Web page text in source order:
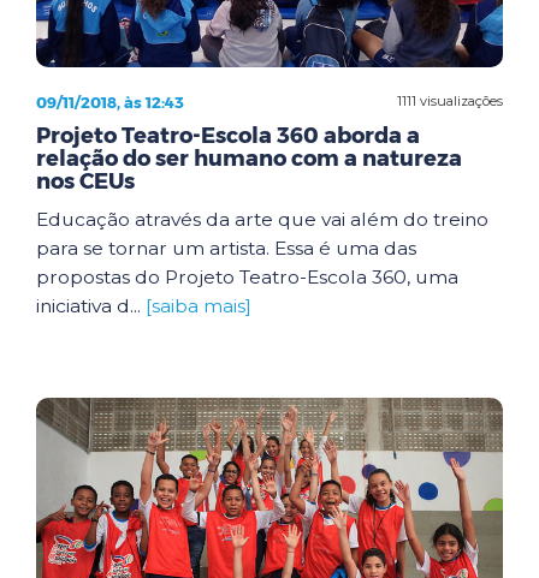
1111 visualizações
09/11/2018, às 12:43
Projeto Teatro-Escola 360 aborda a
relação do ser humano com a natureza
nos CEUs
Educação através da arte que vai além do treino
para se tornar um artista. Essa é uma das
propostas do Projeto Teatro-Escola 360, uma
iniciativa d... [saiba mais]